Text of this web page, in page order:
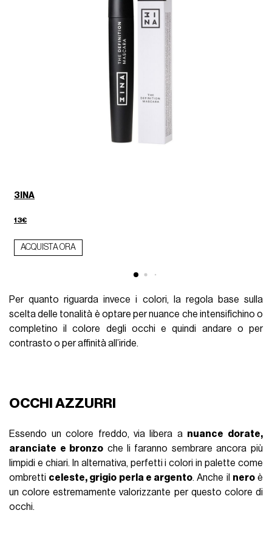
3INA
13€
ACQUISTA ORA
Per quanto riguarda invece i colori, la regola base sulla
scelta delle tonalità è optare per nuance che intensifichino o
completino il colore degli occhi e quindi andare o per
contrasto o per affinità all’iride.
OCCHI AZZURRI
Essendo un colore freddo, via libera a nuance dorate,
aranciate e bronzo che li faranno sembrare ancora più
limpidi e chiari. In alternativa, perfetti i colori in palette come
ombretti celeste, grigio perla e argento. Anche il neroè
un colore estremamente valorizzante per questo colore di
occhi.